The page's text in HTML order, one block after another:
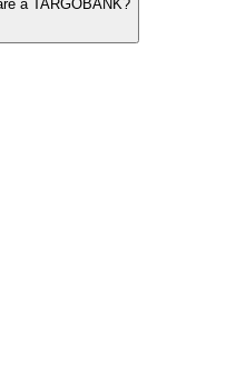
à TARGOBANK?